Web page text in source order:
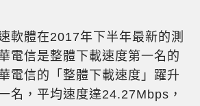
軟體在2017年下半年最新的測
電信是整體下載速度第一名的
電信的「整體下載速度」躍升
名，平均速度達24.27Mbps，